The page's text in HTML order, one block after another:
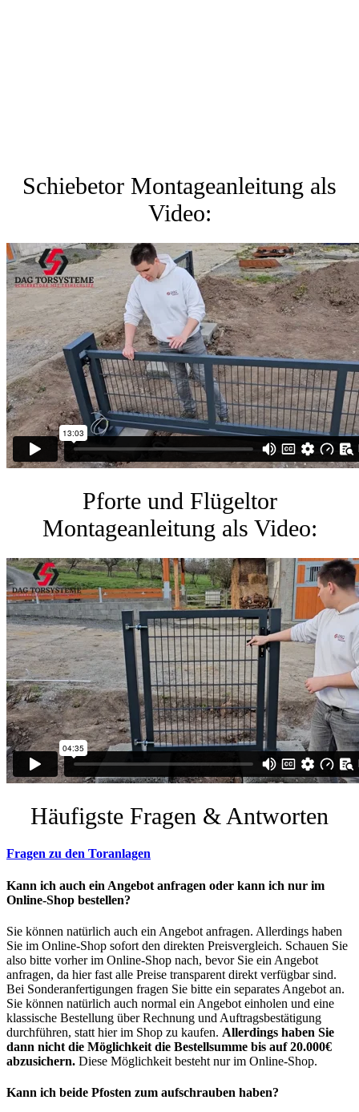
Schiebetor Montageanleitung als
Video:
Pforte und Flügeltor
Montageanleitung als Video:
Häufigste Fragen & Antworten
Fragen zu den Toranlagen
Kann ich auch ein Angebot anfragen oder kann ich nur im
Online-Shop bestellen?
Sie können natürlich auch ein Angebot anfragen. Allerdings haben
Sie im Online-Shop sofort den direkten Preisvergleich. Schauen Sie
also bitte vorher im Online-Shop nach, bevor Sie ein Angebot
anfragen, da hier fast alle Preise transparent direkt verfügbar sind.
Bei Sonderanfertigungen fragen Sie bitte ein separates Angebot an.
Sie können natürlich auch normal ein Angebot einholen und eine
klassische Bestellung über Rechnung und Auftragsbestätigung
durchführen, statt hier im Shop zu kaufen. Allerdings haben Sie
dann nicht die Möglichkeit die Bestellsumme bis auf 20.000€
abzusichern. Diese Möglichkeit besteht nur im Online-Shop.
Kann ich beide Pfosten zum aufschrauben haben?